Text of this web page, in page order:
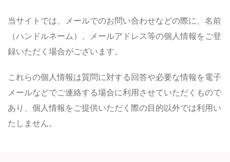
当サイトでは、メールでのお問い合わせなどの際に、名前
（ハンドルネーム）、メールアドレス等の個人情報をご登
録いただく場合がございます。
これらの個人情報は質問に対する回答や必要な情報を電子
メールなどでご連絡する場合に利用させていただくもので
あり、個人情報をご提供いただく際の目的以外では利用い
たしません。